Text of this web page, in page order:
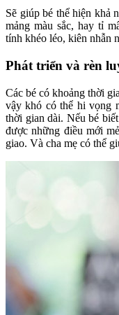
Sẽ giúp bé thể hiện khả
mảng màu sắc, hay tỉ
tính khéo léo, kiên nhẫn
Phát triển và rèn
Các bé có khoảng thời
vậy khó có thể hi vọng
thời gian dài. Nếu bé
được những điều mới
giao. Và cha mẹ có thể